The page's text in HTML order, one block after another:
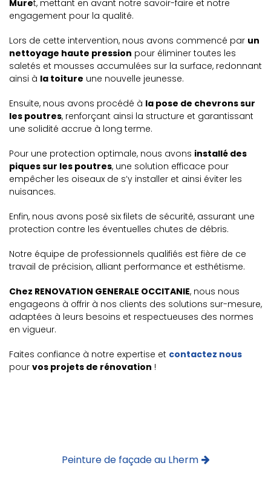
Muret, mettant en avant notre savoir-faire et notre
engagement pour la qualité.
Lors de cette intervention, nous avons commencé par un
nettoyage haute pression pour éliminer toutes les
saletés et mousses accumulées sur la surface, redonnant
ainsi à la toiture une nouvelle jeunesse.
Ensuite, nous avons procédé à la pose de chevrons sur
les poutres, renforçant ainsi la structure et garantissant
une solidité accrue à long terme.
Pour une protection optimale, nous avons installé des
piques sur les poutres, une solution efficace pour
empêcher les oiseaux de s’y installer et ainsi éviter les
nuisances.
Enfin, nous avons posé six filets de sécurité, assurant une
protection contre les éventuelles chutes de débris.
Notre équipe de professionnels qualifiés est fière de ce
travail de précision, alliant performance et esthétisme.
Chez RENOVATION GENERALE OCCITANIE, nous nous
engageons à offrir à nos clients des solutions sur-mesure,
adaptées à leurs besoins et respectueuses des normes
en vigueur.
Faites confiance à notre expertise et contactez nous
pour vos projets de rénovation !
Peinture de façade au Lherm